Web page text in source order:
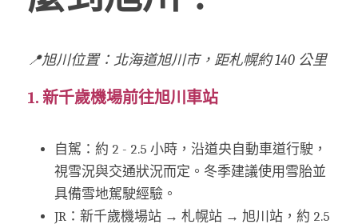
📍旭川位置：北海道旭川市，距札幌約 140 公里
1. 新千歲機場前往旭川車站
自駕：約 2 - 2.5 小時， 沿道央自動車道行駛，
視雪況與交通狀況而定。冬季建議使用雪胎並
具備雪地駕駛經驗。
JR： 新千歲機場站 → 札幌站 → 旭川站，約 2.5